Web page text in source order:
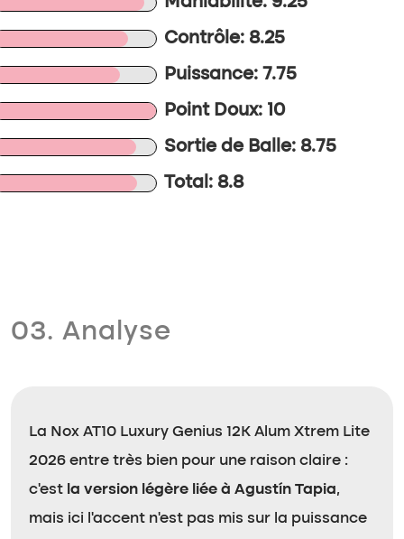
Contrôle: 8.25
Puissance: 7.75
Point Doux: 10
Sortie de Balle: 8.75
Total: 8.8
03. Analyse
La Nox AT10 Luxury Genius 12K Alum Xtrem Lite
2026 entre très bien pour une raison claire :
c’est la version légère liée à Agustín Tapia,
mais ici l’accent n’est pas mis sur la puissance